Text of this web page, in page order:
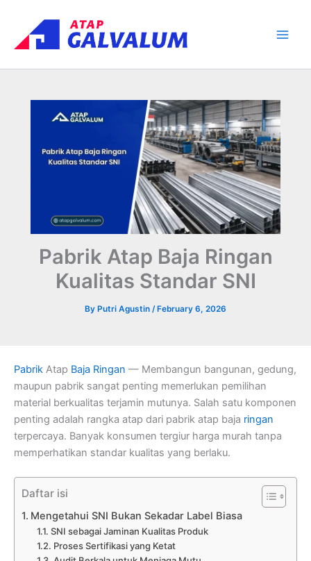
content
Pabrik Atap Baja Ringan
Kualitas Standar SNI
By Putri Agustin / February 6, 2026
Pabrik Atap Baja Ringan — Membangun bangunan, gedung,
maupun pabrik sangat penting memerlukan pemilihan
material berkualitas terjamin mutunya. Salah satu komponen
penting adalah rangka atap dari pabrik atap baja ringan
terpercaya. Banyak konsumen tergiur harga murah tanpa
memperhatikan standar kualitas yang berlaku.
Daftar isi
Mengetahui SNI Bukan Sekadar Label Biasa
SNI sebagai Jaminan Kualitas Produk
Proses Sertifikasi yang Ketat